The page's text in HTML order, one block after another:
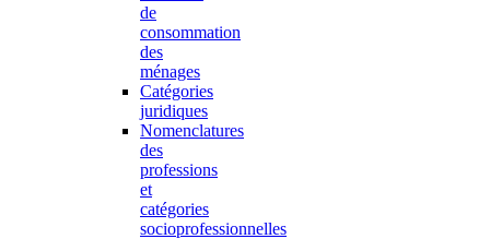
de
consommation
des
ménages
Catégories
juridiques
Nomenclatures
des
professions
et
catégories
socioprofessionnelles